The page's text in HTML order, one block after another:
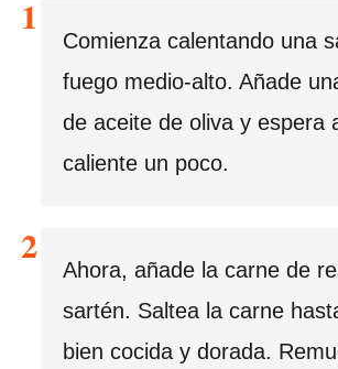
Comienza calentando una
fuego medio-alto. Añade
de aceite de oliva y espera
caliente un poco.
Ahora, añade la carne de
sartén. Saltea la carne
bien cocida y dorada.